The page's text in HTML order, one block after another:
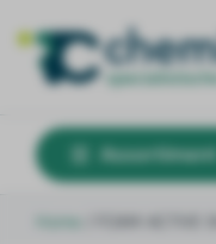
Assortiment